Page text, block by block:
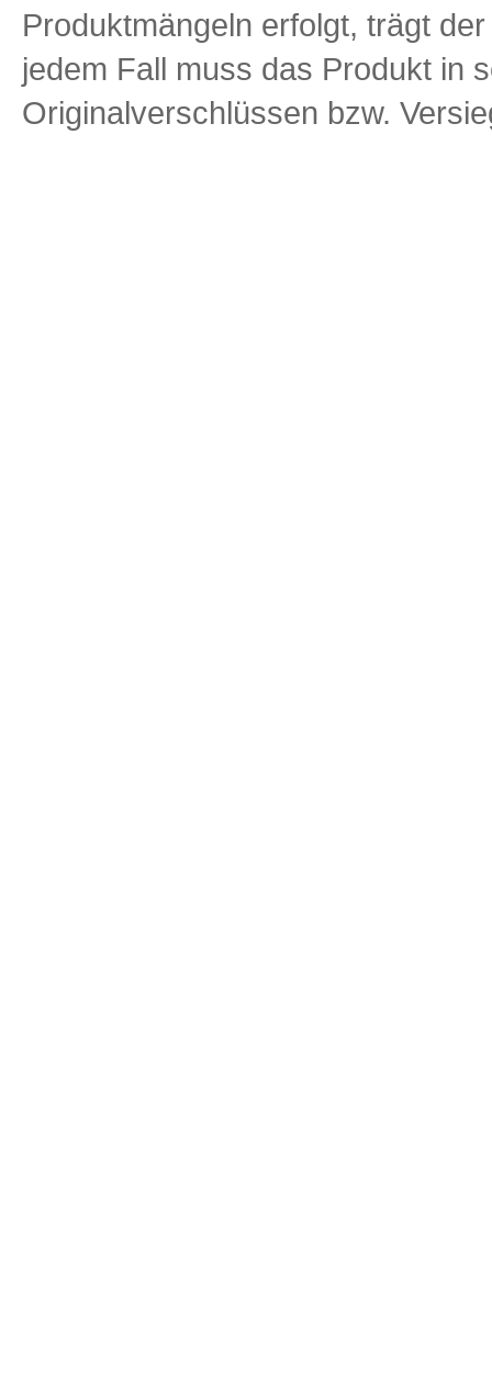
Produktmängeln erfolgt, trägt
jedem Fall muss das Produkt in
Originalverschlüssen bzw.